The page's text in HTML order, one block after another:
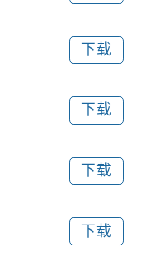
下载
下载
下载
下载